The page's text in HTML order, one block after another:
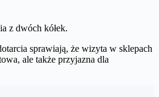
z dwóch kółek.
sprawiają, że wizyta w sklepach
ale także przyjazna dla